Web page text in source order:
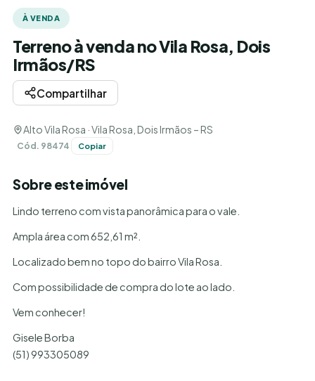
À VENDA
Terreno à venda no Vila Rosa, Dois
Irmãos/RS
Compartilhar
Alto Vila Rosa · Vila Rosa, Dois Irmãos – RS
Cód. 98474 Copiar
Sobre este imóvel
Lindo terreno com vista panorâmica para o vale.
Ampla área com 652,61 m².
Localizado bem no topo do bairro Vila Rosa.
Com possibilidade de compra do lote ao lado.
Vem conhecer!
Gisele Borba
(51) 993305089